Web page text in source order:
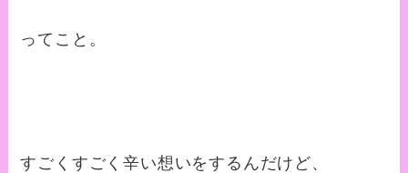
ってこと。
すごくすごく辛い想いをするんだけど、